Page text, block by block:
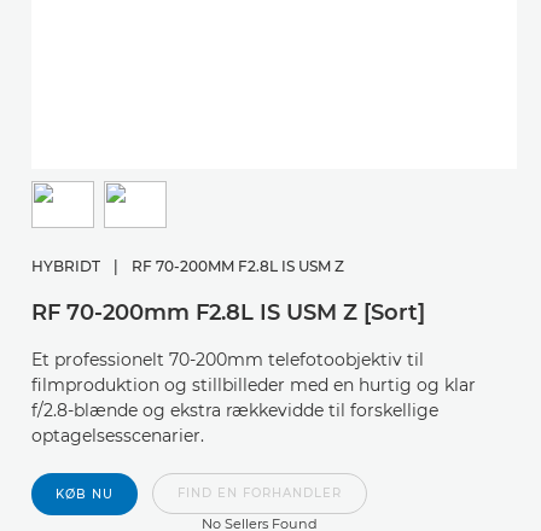
HYBRIDT RF 70-200MM F2.8L IS USM Z
RF 70-200mm F2.8L IS USM Z [Sort]
Et professionelt 70-200mm telefotoobjektiv til
filmproduktion og stillbilleder med en hurtig og klar
f/2.8-blænde og ekstra rækkevidde til forskellige
optagelsesscenarier.
KØB NU FIND EN FORHANDLER
No Sellers Found